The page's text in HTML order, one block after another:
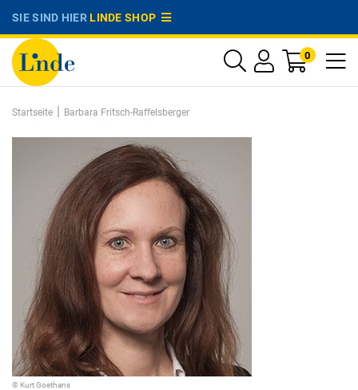
SIE SIND HIERLINDE SHOP
0
Startseite | Barbara Fritsch-Raffelsberger
© Kurt Goethans